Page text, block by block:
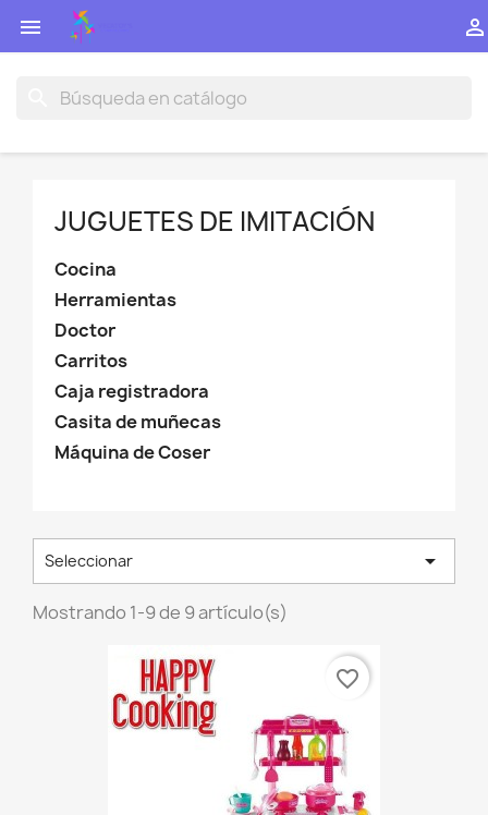
 
JUGUETES DE IMITACIÓN
Cocina
Herramientas
Doctor
Carritos
Caja registradora
Casita de muñecas
Máquina de Coser
Seleccionar 
Mostrando 1-9 de 9 artículo(s)
favorite_border